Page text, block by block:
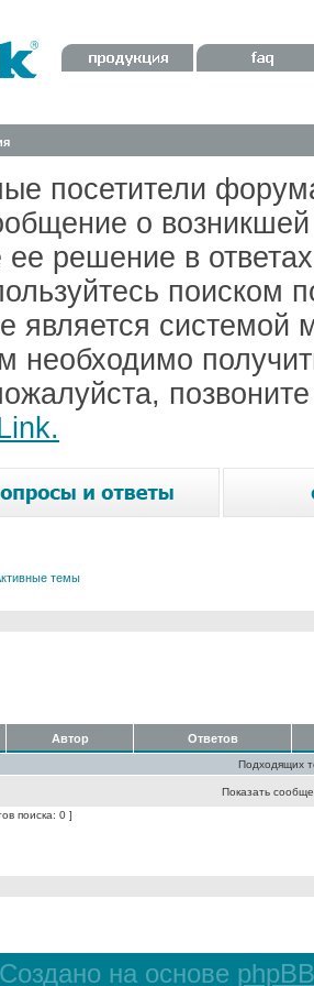
посетители
о
ее решение в
поиском
является системой
необходимо
темы
Автор Ответов
Подходящих
Показать
поиска: 0 ]
Создано на основе phpBB